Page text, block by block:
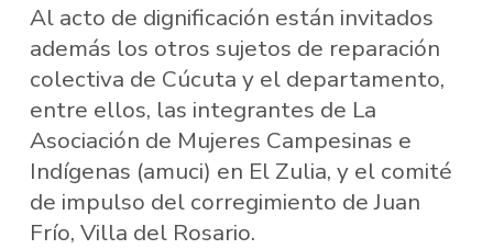
Al acto de dignificación están invitados
además los otros sujetos de reparación
colectiva de Cúcuta y el departamento,
entre ellos, las integrantes de La
Asociación de Mujeres Campesinas e
Indígenas (amuci) en El Zulia, y el comité
de impulso del corregimiento de Juan
Frío, Villa del Rosario.